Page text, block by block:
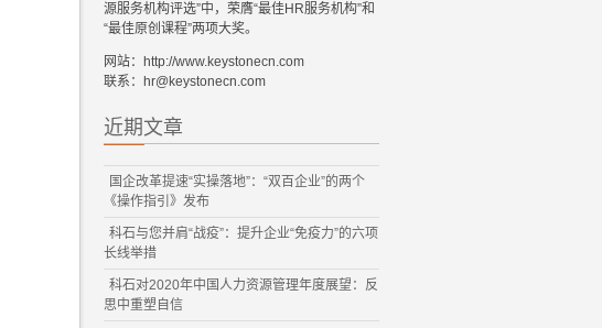
源服务机构评选”中，荣膺“最佳HR服务机构”和
“最佳原创课程”两项大奖。
网站：http://www.keystonecn.com
联系：hr@keystonecn.com
近期文章
国企改革提速“实操落地”：“双百企业”的两个
《操作指引》发布
科石与您并肩“战疫”：提升企业“免疫力”的六项
长线举措
科石对2020年中国人力资源管理年度展望：反
思中重塑自信